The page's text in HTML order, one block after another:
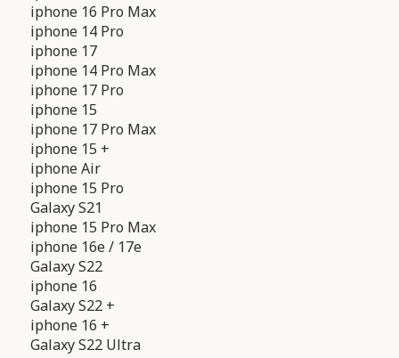
iphone 16 Pro Max
iphone 14 Pro
iphone 17
iphone 14 Pro Max
iphone 17 Pro
iphone 15
iphone 17 Pro Max
iphone 15 +
iphone Air
iphone 15 Pro
Galaxy S21
iphone 15 Pro Max
iphone 16e / 17e
Galaxy S22
iphone 16
Galaxy S22 +
iphone 16 +
Galaxy S22 Ultra